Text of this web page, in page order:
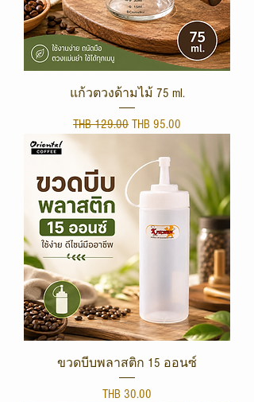
แก้วตวงด้ามไม้ 75 ml.
Regular Price
THB 129.00 Sale Price
THB 95.00
ขวดบีบพลาสติก 15 ออนซ์
Price
THB 30.00